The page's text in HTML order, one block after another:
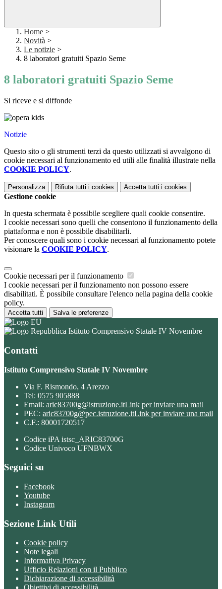
Home >
Novità >
Le notizie >
8 laboratori gratuiti Spazio Seme
8 laboratori gratuiti Spazio Seme
Si riceve e si diffonde
Notizie
Questo sito o gli strumenti terzi da questo utilizzati si avvalgono di
cookie necessari al funzionamento ed utili alle finalità illustrate nella
COOKIE POLICY.
Personalizza Rifiuta tutti i cookies Accetta tutti i cookies
Gestione cookie
In questa schermata è possibile scegliere quali cookie consentire.
I cookie necessari sono quelli che consentono il funzionamento della
piattaforma e non è possibile disabilitarli.
Per conoscere quali sono i cookie necessari al funzionamento potete
visionare la COOKIE POLICY.
Cookie necessari per il funzionamento
I cookie necessari per il funzionamento non possono essere
disabilitati. È possibile consultare l'elenco nella pagina della cookie
policy.
Accetta tutti Salva le preferenze
Istituto Comprensivo Statale IV Novembre
Contatti
Istituto Comprensivo Statale IV Novembre
Via F. Rismondo, 4 Arezzo
Tel: 0575 905888
Email: aric83700g@istruzione.itLink per inviare una mail
PEC: aric83700g@pec.istruzione.itLink per inviare una mail
C.F.: 80001720517
Codice iPA istsc_ARIC83700G
Codice Univoco UFNBWX
Seguici su
Facebook
Youtube
Instagram
Sezione Link Utili
Cookie policy
Note legali
Informativa Privacy
Ufficio Relazioni con il Pubblico
Dichiarazione di accessibilità